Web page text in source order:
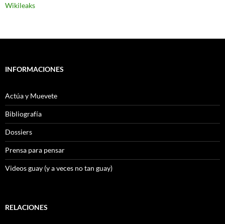
Wikileaks
INFORMACIONES
Actúa y Muevete
Bibliografía
Dossiers
Prensa para pensar
Videos guay (y a veces no tan guay)
RELACIONES